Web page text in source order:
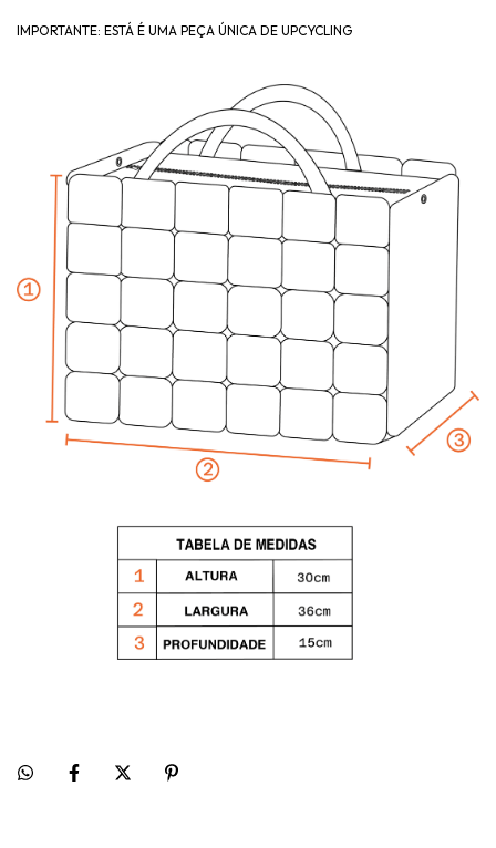
IMPORTANTE: ESTÁ É UMA PEÇA ÚNICA DE UPCYCLING